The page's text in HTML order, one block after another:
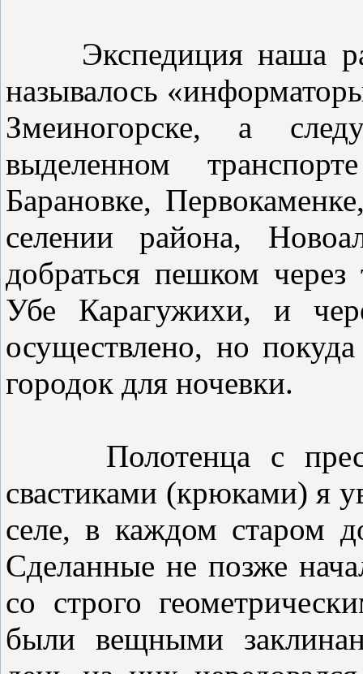
Экспедиция наша
называлось
Змеиногорске, а
выделенном
Барановке,
селении района,
добраться пешком через
Убе Карагужихи, и
осуществлено, но
городок для ночевки.
Полотенца с
свастиками (крюками) я
селе, в каждом старом
Сделанные не позже
со строго
были вещными